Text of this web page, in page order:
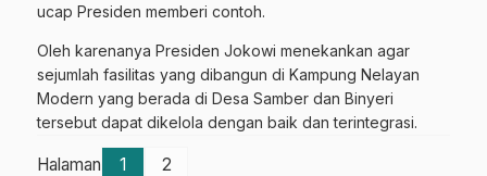
ucap Presiden memberi contoh.
Oleh karenanya Presiden Jokowi menekankan agar
sejumlah fasilitas yang dibangun di Kampung Nelayan
Modern yang berada di Desa Samber dan Binyeri
tersebut dapat dikelola dengan baik dan terintegrasi.
Halaman 1 2